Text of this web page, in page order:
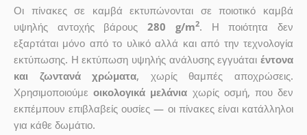
Οι πίνακες σε καμβά εκτυπώνονται σε ποιοτικό καμβά
υψηλής αντοχής βάρους280 g/m2. Η ποιότητα δεν
εξαρτάται μόνο από το υλικό αλλά και από την τεχνολογία
εκτύπωσης. Η εκτύπωση υψηλής ανάλυσης εγγυάταιέντονα
και ζωντανά χρώματα, χωρίς θαμπές αποχρώσεις.
Χρησιμοποιούμεοικολογικά μελάνια χωρίς οσμή, που δεν
εκπέμπουν επιβλαβείς ουσίες — οι πίνακες είναι κατάλληλοι
για κάθε δωμάτιο.